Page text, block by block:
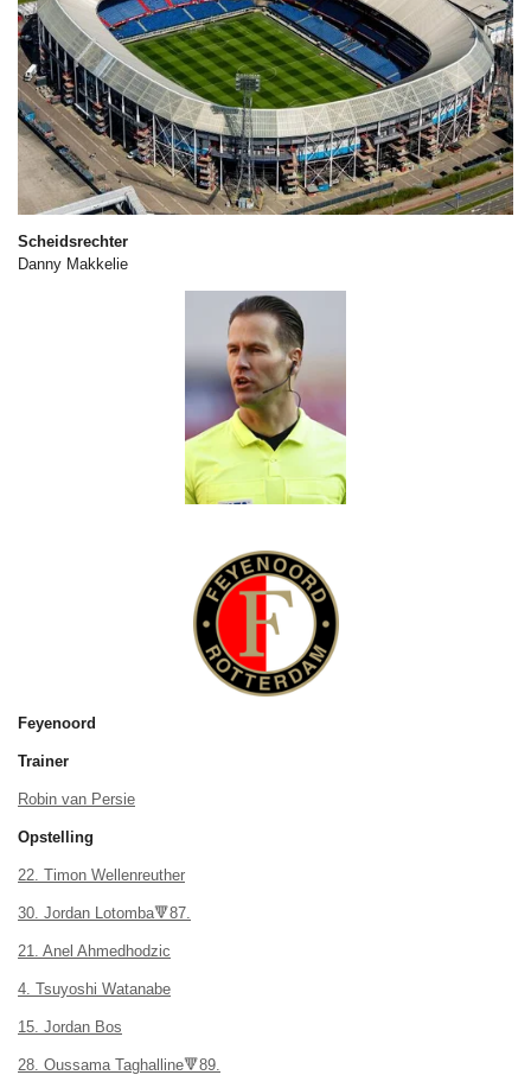
Scheidsrechter
Danny Makkelie
Feyenoord
Trainer
Robin van Persie
Opstelling
22. Timon Wellenreuther
30. Jordan Lotomba🔻87.
21. Anel Ahmedhodzic
4. Tsuyoshi Watanabe
15. Jordan Bos
28. Oussama Taghalline🔻89.